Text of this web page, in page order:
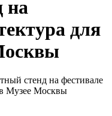
на
для
стенд на фестивале
Музее Москвы